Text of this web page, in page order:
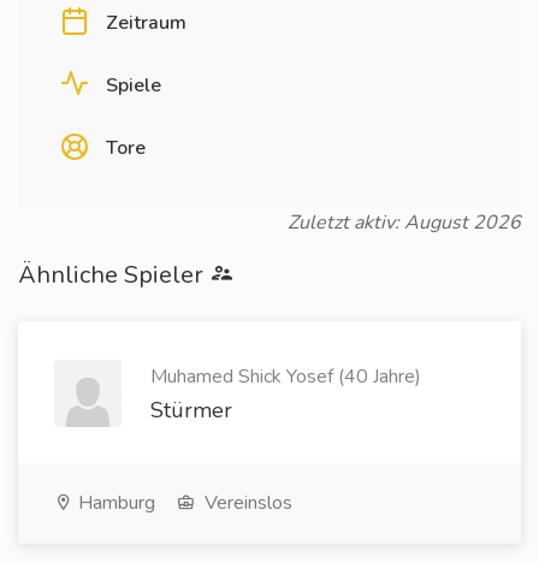
Zeitraum
Spiele
Tore
Zuletzt aktiv: August 2026
Ähnliche Spieler
Muhamed Shick Yosef (40 Jahre)
Stürmer
Hamburg Vereinslos